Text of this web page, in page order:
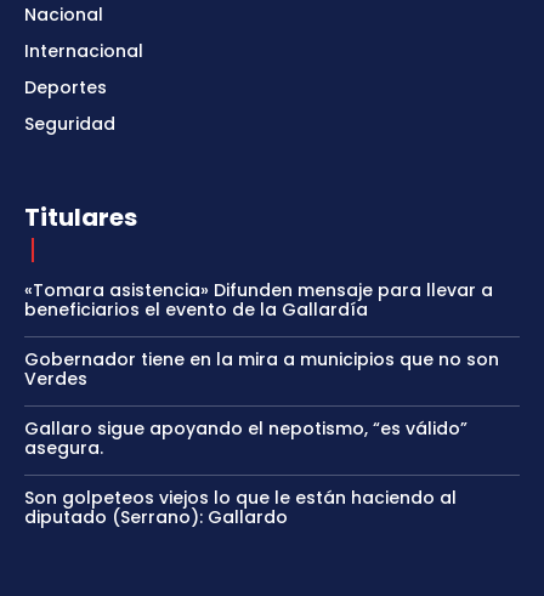
Nacional
Internacional
Deportes
Seguridad
Titulares
«Tomara asistencia» Difunden mensaje para llevar a
beneficiarios el evento de la Gallardía
Gobernador tiene en la mira a municipios que no son
Verdes
Gallaro sigue apoyando el nepotismo, “es válido”
asegura.
Son golpeteos viejos lo que le están haciendo al
diputado (Serrano): Gallardo